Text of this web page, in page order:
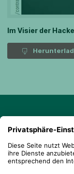
Im Visier der